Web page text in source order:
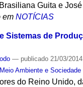
Guita e
em NOTÍCIAS
Sistemas de
— publicado 21/03/
Ambiente e Sociedade
do Reino Unido,